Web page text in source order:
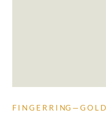
F I N G E R R I NG — G O L D